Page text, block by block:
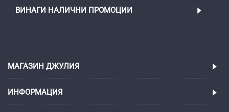
ВИНАГИ НАЛИЧНИ ПРОМОЦИИ
МАГАЗИН ДЖУЛИЯ
ИНФОРМАЦИЯ